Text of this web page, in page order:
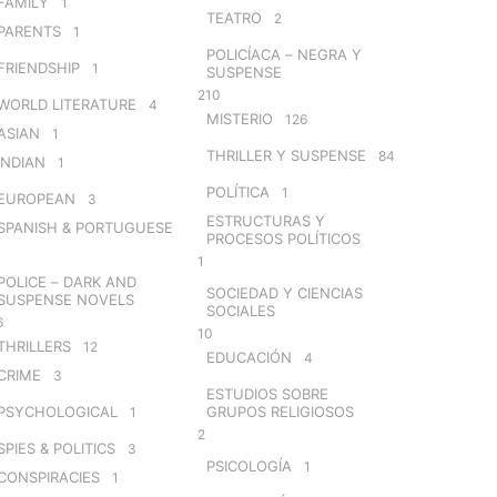
1
1
LITERATURE 4
1
1
3
& PORTUGUESE
– DARK AND
NOVELS
12
3
1
& POLITICS 3
1
TEATRO 2
POLICÍACA – NEGRA Y
SUSPENSE
210
MISTERIO 126
THRILLER Y SUSPENSE 84
POLÍTICA 1
ESTRUCTURAS Y
PROCESOS POLÍTICOS
1
SOCIEDAD Y CIENCIAS
SOCIALES
10
EDUCACIÓN 4
ESTUDIOS SOBRE
GRUPOS RELIGIOSOS
2
PSICOLOGÍA 1